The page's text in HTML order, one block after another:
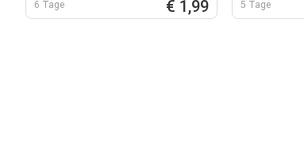
6 Tage € 1,99 5 Tage